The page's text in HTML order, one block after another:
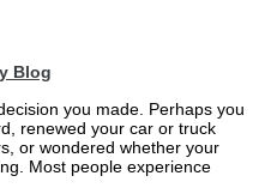
Blog
you made. Perhaps you
renewed your car or truck
or wondered whether your
Most people experience